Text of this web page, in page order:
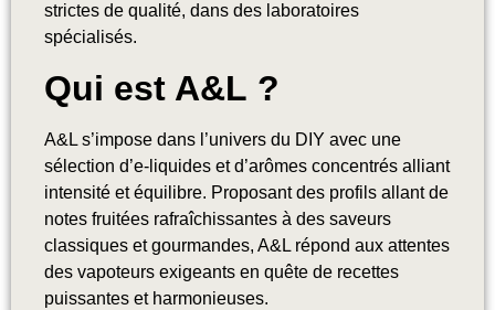
strictes de qualité, dans des laboratoires
spécialisés.
Qui est A&L ?
A&L s’impose dans l’univers du DIY avec une
sélection d’e-liquides et d’arômes concentrés alliant
intensité et équilibre. Proposant des profils allant de
notes fruitées rafraîchissantes à des saveurs
classiques et gourmandes, A&L répond aux attentes
des vapoteurs exigeants en quête de recettes
puissantes et harmonieuses.